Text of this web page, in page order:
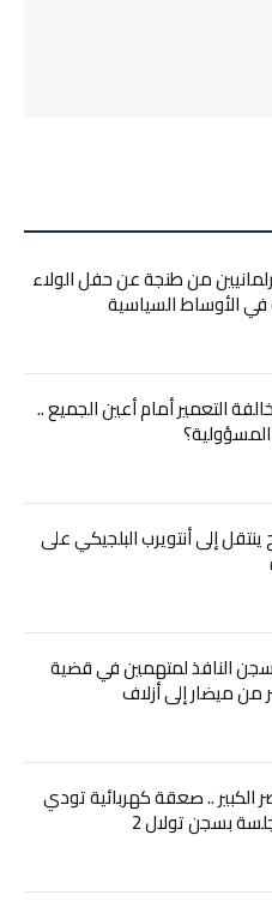
من طنجة عن حفل الولاء
في الأوساط السياسية
التعمير أمام أعين الجميع ..
ينتقل إلى أنتويرب البلجيكي على
النافذ لمتهمين في قضية
من ميضار إلى أزلاف
الكبير .. صعقة كهربائية تودي
بسجن تولال 2